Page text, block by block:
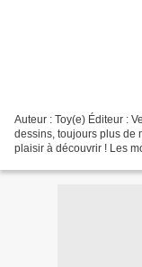
Auteur : Toy(e) Éditeur :
dessins, toujours plus de
plaisir à découvrir ! Les